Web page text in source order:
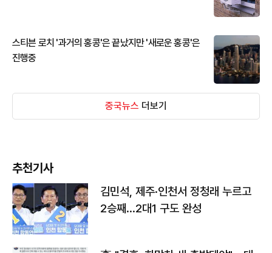
스티븐 로치 '과거의 홍콩'은 끝났지만 '새로운 홍콩'은
진행중
중국뉴스 더보기
추천기사
김민석, 제주·인천서 정청래 누르고
2승째…2대1 구도 완성